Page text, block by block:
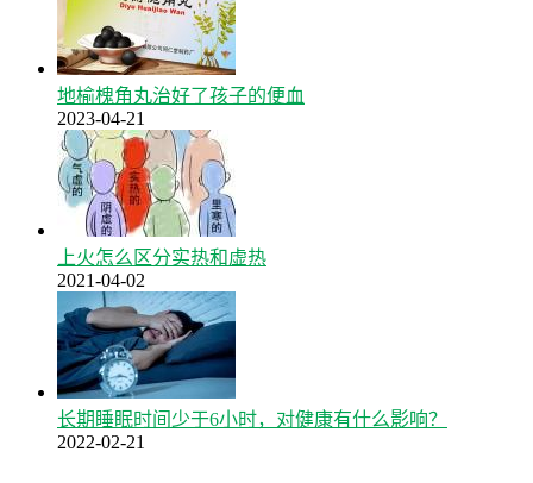
地榆槐角丸治好了孩子的便血
2023-04-21
上火怎么区分实热和虚热
2021-04-02
长期睡眠时间少于6小时，对健康有什么影响？
2022-02-21